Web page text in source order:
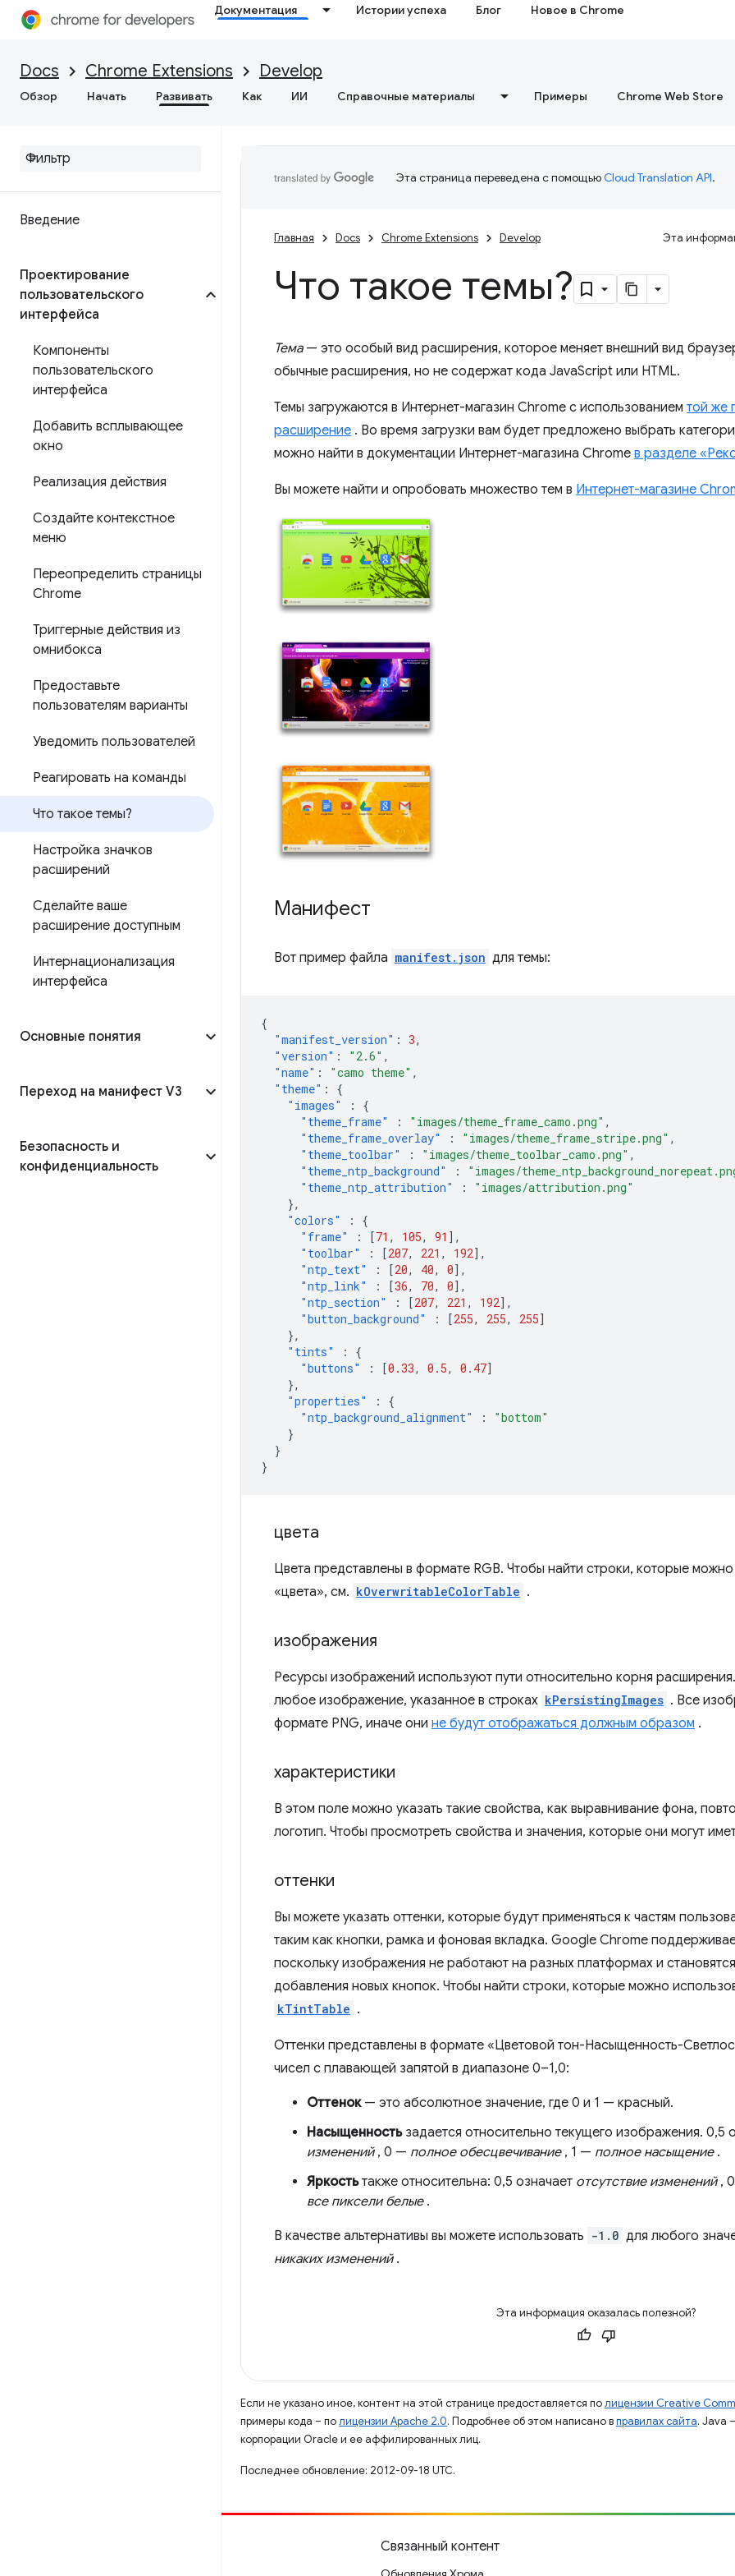
Документация Истории успеха Блог Новое в Chrome
Docs Chrome Extensions Develop
Обзор Начать Развивать Как ИИ Справочные материалы Примеры Chrome Web Store
Введение
Проектирование
пользовательского
интерфейса
Компоненты
пользовательского
интерфейса
Добавить всплывающее
окно
Реализация действия
Создайте контекстное
меню
Переопределить страницы
Chrome
Триггерные действия из
омнибокса
Предоставьте
пользователям варианты
Уведомить пользователей
Реагировать на команды
Что такое темы?
Настройка значков
расширений
Сделайте ваше
расширение доступным
Интернационализация
интерфейса
Основные понятия
Переход на манифест V3
Безопасность и
конфиденциальность
Эта страница переведена с помощьюCloud Translation API.
Главная Docs Chrome Extensions Develop Эта
Что такое темы?
Тема— это особый вид расширения, которое меняет внешний вид
обычные расширения, но не содержат кода JavaScript или HTML.
Темы загружаются в Интернет-магазин Chrome с использованием той же
расширение . Во время загрузки вам будет предложено выбрать
можно найти в документации Интернет-магазина Chrome в разделе
Вы можете найти и опробовать множество тем в Интернет-магазине
Манифест
Вот пример файла manifest.json для темы:
{
"manifest_version" : 3,
"version" : "2.6" ,
"name" : "camo theme" ,
"theme" :
{
"images"
:
{
"theme_frame"
: "images/theme_frame_camo.png" ,
"theme_frame_overlay"
: "images/theme_frame_stripe.png" ,
"theme_toolbar"
: "images/theme_toolbar_camo.png" ,
"theme_ntp_background"
:
"images/
"theme_ntp_attribution"
:
"images/attribution.png"
},
"colors"
:
{
"frame"
: [71 , 105, 91 ],
"toolbar"
: [207, 221 , 192],
"ntp_text"
: [20, 40, 0],
"ntp_link"
: [36, 70, 0],
"ntp_section"
: [207, 221 , 192],
"button_background"
: [255, 255, 255]
},
"tints"
:
{
"buttons"
: [0.33, 0.5, 0.47]
},
"properties"
:
{
"ntp_background_alignment"
:
"bottom"
}
}
}
цвета
Цвета представлены в формате RGB. Чтобы найти строки, которые
«цвета», см. kOverwritableColorTable .
изображения
Ресурсы изображений используют пути относительно корня
любое изображение, указанное в строках kPersistingImages . Все
формате PNG, иначе они не будут отображаться должным образом .
характеристики
В этом поле можно указать такие свойства, как выравнивание фона,
логотип. Чтобы просмотреть свойства и значения, которые они могут
оттенки
Вы можете указать оттенки, которые будут применяться к частям
таким как кнопки, рамка и фоновая вкладка. Google Chrome
поскольку изображения не работают на разных платформах и
добавления новых кнопок. Чтобы найти строки, которые можно
kTintTable .
Оттенки представлены в формате «Цветовой тон-Насыщенность-
чисел с плавающей запятой в диапазоне 0–1,0:
Оттенок— это абсолютное значение, где 0 и 1 — красный.
Насыщенностьзадается относительно текущего изображения. 0,5
изменений, 0 — полное обесцвечивание, 1 — полное насыщение.
Яркостьтакже относительна: 0,5 означает отсутствие изменений,
все пиксели белые.
В качестве альтернативы вы можете использовать -1.0 для любого
никаких изменений.
Эта информация оказалась полезной?
Если не указано иное, контент на этой странице предоставляется полицензии Creative
примеры кода – полицензии Apache 2.0. Подробнее об этом написано вправилах сайта. Java
корпорации Oracle и ее аффилированных лиц.
Последнее обновление: 2012-09-18 UTC.
Связанный контент